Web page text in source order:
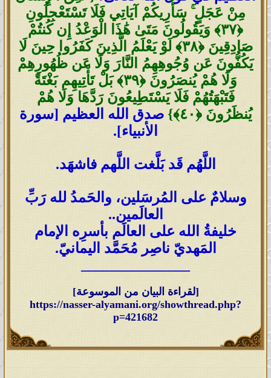
مِنْ عَجَلٍ ۚ سَأُرِيكُمْ آيَاتِي فَلَا تَسْتَعْجِلُونِ
‎﴿٣٧﴾‏ وَيَقُولُونَ مَتَىٰ هَٰذَا الْوَعْدُ إِن كُنتُمْ
صَادِقِينَ ‎﴿٣٨﴾‏ لَوْ يَعْلَمُ الَّذِينَ كَفَرُوا حِينَ لَا
يَكُفُّونَ عَن وُجُوهِهِمُ النَّارَ وَلَا عَن ظُهُورِهِمْ
وَلَا هُمْ يُنصَرُونَ ‎﴿٣٩﴾‏ بَلْ تَأْتِيهِم بَغْتَةً
فَتَبْهَتُهُمْ فَلَا يَسْتَطِيعُونَ رَدَّهَا وَلَا هُمْ
يُنظَرُونَ ‎﴿٤٠﴾}
صدق الله العظيم [سورة
الأنبياء].
اللَّهُم قَد بَلَّغت اللَّهم فاشهَد.
وسلامٌ على المُرسَلين، والحَمدُ لله رَبِّ
العالَمين..
خليفةُ الله على العالَم بأسرِه الإمام
المَهديّ ناصِر مُحَمَّد اليمانيّ.
[لقراءة البيان من الموسوعة]
https://nasser-alyamani.org/showthread.php?
p=421682